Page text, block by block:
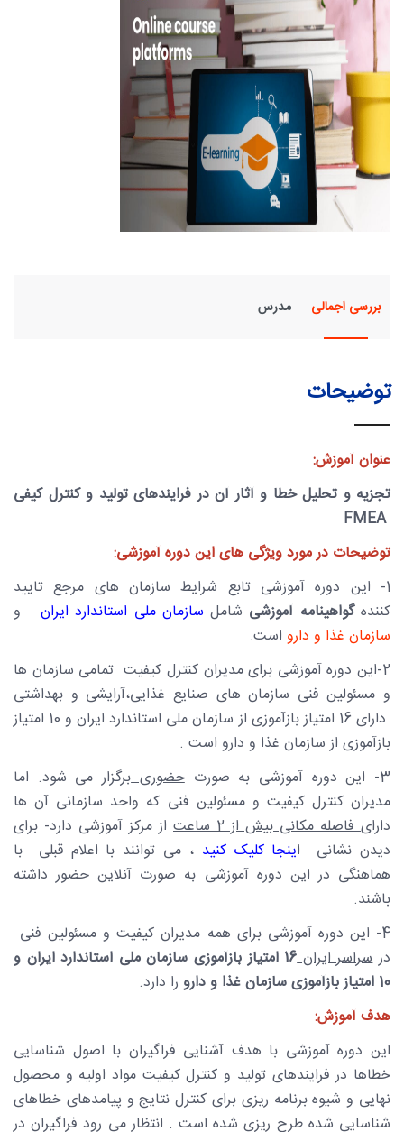
بررسی اجمالی مدرس
توضیحات
عنوان آموزش:
تجزیه و تحلیل خطا و آثار آن در فرایندهای تولید و کنترل کیفی
FMEA
توضیحات در مورد ویژگی های این دوره آموزشی:
1- این دوره آموزشی تابع شرایط سازمان های مرجع تایید
کنندهگواهینامه آموزشی شامل سازمان ملی استاندارد ایران
و
سازمان غذا و دارو است.
2-این دوره آموزشی برای مدیران کنترل کیفیت تمامی سازمان ها
و مسئولین فنی سازمان های صنایع غذایی،آرایشی و بهداشتی
دارای 16 امتیاز بازآموزی از سازمان ملی استاندارد ایران و 10 امتیاز
بازآموزی از سازمان غذا و دارو است .
3- این دوره آموزشی به صورت
حضوریبرگزار می شود. اما
مدیران کنترل کیفیت و مسئولین فنی که واحد سازمانی آن ها
دارایفاصله مکانی بیش از 2 ساعت
از مرکز آموزشی دارد- برای
دیدن نشانی اینجا کلیک کنید ، می توانند با اعلام قبلی با
هماهنگی در این دوره آموزشی به صورت آنلاین حضور داشته
باشند.
4- این دوره آموزشی برای همه مدیران کیفیت و مسئولین فنی
درسراسر ایران
16 امتیاز بازآموزی سازمان ملی استاندارد ایران و
10 امتیاز بازآموزی سازمان غذا و دارو
را دارد.
هدف آموزش:
این دوره آموزشی با هدف آشنایی فراگیران با اصول شناسایی
خطاها در فرایندهای تولید و کنترل کیفیت مواد اولیه و محصول
نهایی و شیوه برنامه ریزی برای کنترل نتایج و پیامدهای خطاهای
شناسایی شده طرح ریزی شده است . انتظار می رود فراگیران در